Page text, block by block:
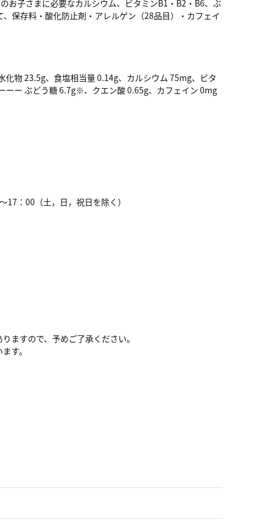
お子さまに必要なカルシウム、ビタミンB1・B2・B6、ぶ
保存料・酸化防止剤・アレルゲン（28品目）・カフェイ
物 23.5g、食塩相当量 0.14g、カルシウム 75mg、ビタ
ーー ぶどう糖 6.7g※、クエン酸 0.65g、カフェイン 0mg
：00（土，日，祝日を除く）
ますので、予めご了承ください。
す。